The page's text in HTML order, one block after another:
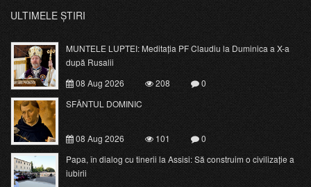
ULTIMELE ȘTIRI
MUNTELE LUPTEI: Meditația PF Claudiu la Duminica a X-a
după Rusalii
08 Aug 2026
208
0
SFÂNTUL DOMINIC
08 Aug 2026 101
0
Papa, în dialog cu tinerii la Assisi: Să construim o civilizație a
iubirii